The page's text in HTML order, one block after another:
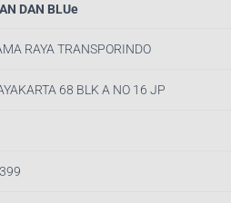
DAN BLUe
RAYA TRANSPORINDO
68 BLK A NO 16 JP